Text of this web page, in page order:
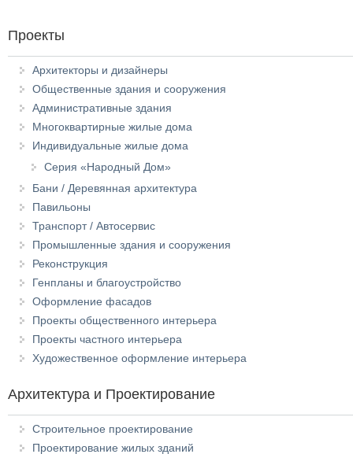
Проекты
Архитекторы и дизайнеры
Общественные здания и сооружения
Административные здания
Многоквартирные жилые дома
Индивидуальные жилые дома
Серия «Народный Дом»
Бани / Деревянная архитектура
Павильоны
Транспорт / Автосервис
Промышленные здания и сооружения
Реконструкция
Генпланы и благоустройство
Оформление фасадов
Проекты общественного интерьера
Проекты частного интерьера
Художественное оформление интерьера
Архитектура и Проектирование
Строительное проектирование
Проектирование жилых зданий